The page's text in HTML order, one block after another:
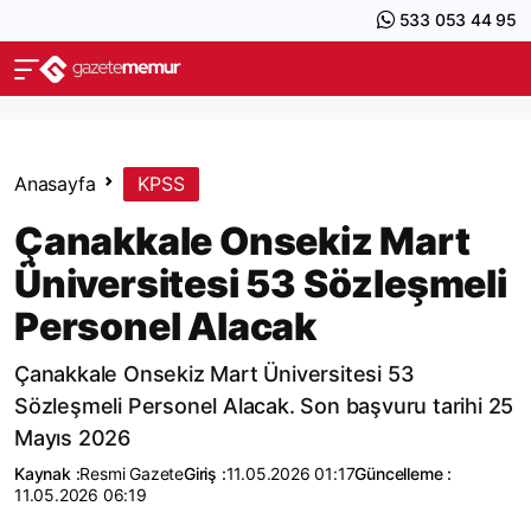
533 053 44 95
Anasayfa KPSS
Çanakkale Onsekiz Mart
Üniversitesi 53 Sözleşmeli
Personel Alacak
Çanakkale Onsekiz Mart Üniversitesi 53
Sözleşmeli Personel Alacak. Son başvuru tarihi 25
Mayıs 2026
Kaynak :Resmi GazeteGiriş :11.05.2026 01:17Güncelleme :
11.05.2026 06:19